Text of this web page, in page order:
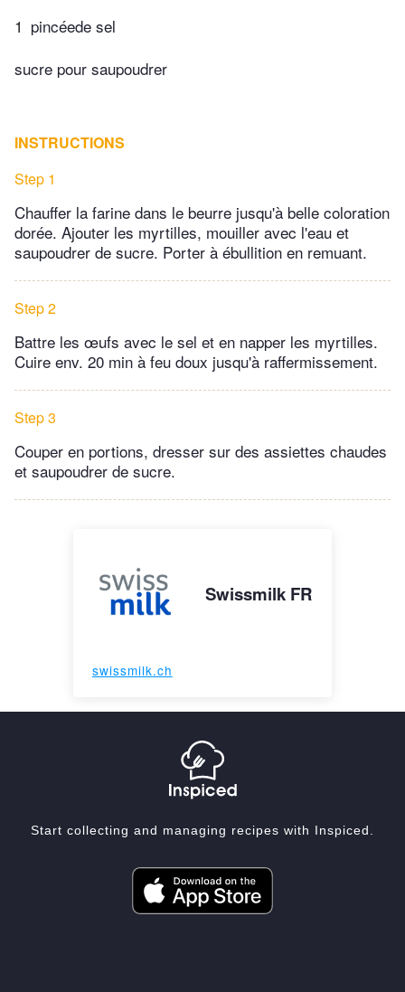
1 pincéede sel
sucre pour saupoudrer
INSTRUCTIONS
Step 1
Chauffer la farine dans le beurre jusqu'à belle coloration
dorée. Ajouter les myrtilles, mouiller avec l'eau et
saupoudrer de sucre. Porter à ébullition en remuant.
Step 2
Battre les œufs avec le sel et en napper les myrtilles.
Cuire env. 20 min à feu doux jusqu'à raffermissement.
Step 3
Couper en portions, dresser sur des assiettes chaudes
et saupoudrer de sucre.
Swissmilk FR
swissmilk.ch
Start collecting and managing recipes with Inspiced.